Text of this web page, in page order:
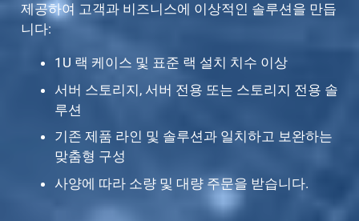
제공하여 고객과 비즈니스에 이상적인 솔루션을 만듭
니다:
1U 랙 케이스 및 표준 랙 설치 치수 이상
서버 스토리지, 서버 전용 또는 스토리지 전용 솔
루션
기존 제품 라인 및 솔루션과 일치하고 보완하는
맞춤형 구성
사양에 따라 소량 및 대량 주문을 받습니다.